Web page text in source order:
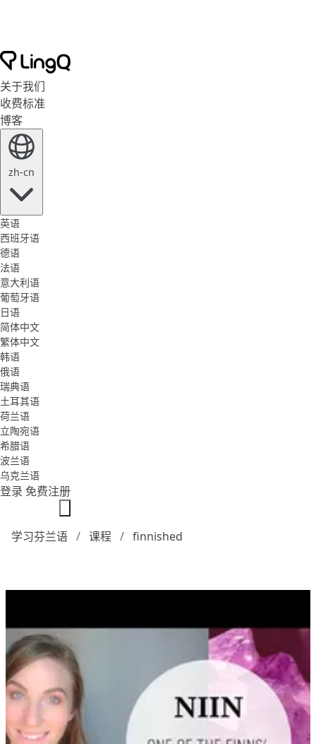
关于我们
收费标准
博客
zh-cn
英语
西班牙语
德语
法语
意大利语
葡萄牙语
日语
简体中文
繁体中文
韩语
俄语
瑞典语
土耳其语
荷兰语
立陶宛语
希腊语
波兰语
乌克兰语
登录 免费注册
学习芬兰语 课程 finnished